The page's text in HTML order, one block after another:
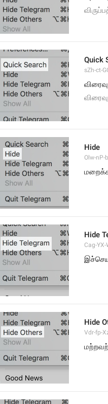
Quick
sZh-ct-
Hide
Olw-nP-
Hide
Cag-
Hide
Vdr-fp-